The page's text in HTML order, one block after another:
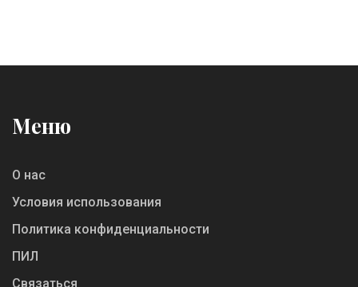
Меню
О нас
Условия использования
Политика конфиденциальности
ПИЛ
Связаться